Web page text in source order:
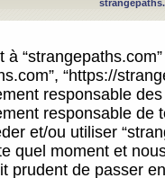
“https://
responsable
responsable
et/ou utiliser
quel moment et
prudent de passer